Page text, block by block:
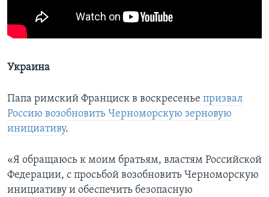
Украина
Папа римский Франциск в воскресенье призвал
Россию возобновить Черноморскую зерновую
инициативу.
«Я обращаюсь к моим братьям, властям Российской
Федерации, с просьбой возобновить Черноморскую
инициативу и обеспечить безопасную